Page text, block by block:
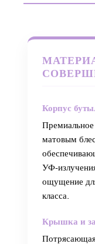
Корпус
Премиальное
матовым
УФ-
ощущение
класса.
Крышка и